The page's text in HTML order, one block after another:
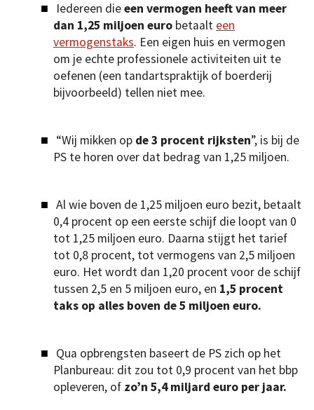
Iedereen dieeen vermogen heeft van meer
dan 1,25 miljoen euro betaalt een
vermogenstaks. Een eigen huis en vermogen
om je echte professionele activiteiten uit te
oefenen (een tandartspraktijk of boerderij
bijvoorbeeld) tellen niet mee.
“Wij mikken op de 3 procent rijksten”, is bij de
PS te horen over dat bedrag van 1,25 miljoen.
Al wie boven de 1,25 miljoen euro bezit, betaalt
0,4 procent op een eerste schijf die loopt van 0
tot 1,25 miljoen euro. Daarna stijgt het tarief
tot 0,8 procent, tot vermogens van 2,5 miljoen
euro. Het wordt dan 1,20 procent voor de schijf
tussen 2,5 en 5 miljoen euro, en 1,5 procent
taks op alles boven de 5 miljoen euro.
Qua opbrengsten baseert de PS zich op het
Planbureau: dit zou tot 0,9 procent van het bbp
opleveren, of zo’n 5,4 miljard euro per jaar.